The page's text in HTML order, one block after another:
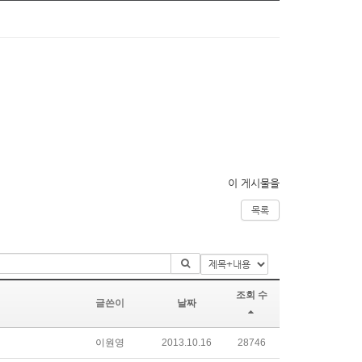
이 게시물을
목록
글쓴이 날짜
조회 수
이원영 2013.10.16 28746